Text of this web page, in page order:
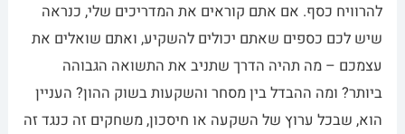
להרוויח כסף. אם אתם קוראים את המדריכים שלי, כנראה
שיש לכם כספים שאתם יכולים להשקיע, ואתם שואלים את
עצמכם – מה תהיה הדרך שתניב את התשואה הגבוהה
ביותר? ומה ההבדל בין מסחר והשקעות בשוק ההון? העניין
הוא, שבכל ערוץ של השקעה או חיסכון, משחקים זה כנגד זה